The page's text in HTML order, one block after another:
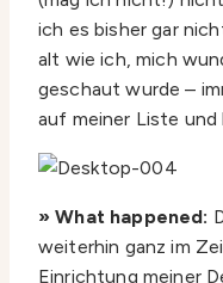
ich es bisher gar
alt wie ich, mich
geschaut wurde –
auf meiner Liste und
» What happened:
weiterhin ganz im
Einrichtung meiner